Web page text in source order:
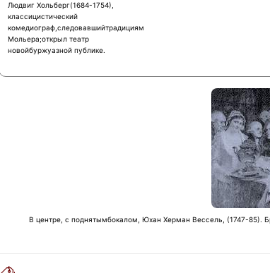
Людвиг Хольберг(1684-1754),
классицистический
комедиограф,следовавшийтрадициям
Мольера;открыл театр
новойбуржуазной публике.
В центре, с поднятымбокалом, Юхан Херман Вессель, (1747-85).